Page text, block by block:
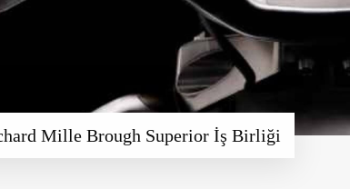
Mille Brough Superior İş Birliği